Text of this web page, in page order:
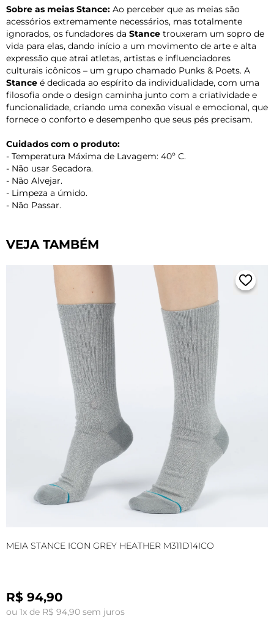
Sobre as meias Stance: Ao perceber que as meias são
acessórios extremamente necessários, mas totalmente
ignorados, os fundadores da Stance trouxeram um sopro de
vida para elas, dando início a um movimento de arte e alta
expressão que atrai atletas, artistas e influenciadores
culturais icônicos – um grupo chamado Punks & Poets. A
Stance é dedicada ao espírito da individualidade, com uma
filosofia onde o design caminha junto com a criatividade e
funcionalidade, criando uma conexão visual e emocional, que
fornece o conforto e desempenho que seus pés precisam.
Cuidados com o produto:
- Temperatura Máxima de Lavagem: 40º C.
- Não usar Secadora.
- Não Alvejar.
- Limpeza a úmido.
- Não Passar.
VEJA TAMBÉM
MEIA STANCE ICON GREY HEATHER M311D14ICO
R$ 94,90
ou 1x de R$ 94,90 sem juros